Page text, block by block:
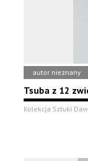
autor nieznany
Tsuba z 12
Kolekcja Sztuki